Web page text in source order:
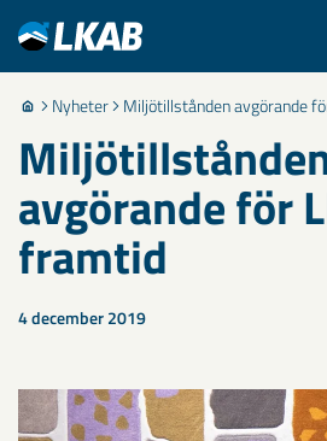
Nyheter Miljötillstånden avgörande
avgörande för
framtid
4 december 2019